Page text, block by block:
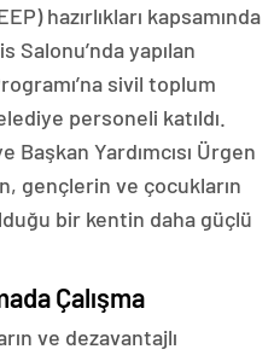
hazırlıkları kapsamında
Salonu’nda yapılan
sivil toplum
personeli katıldı.
Başkan Yardımcısı Ürgen
gençlerin ve çocukların
bir kentin daha güçlü
Çalışma
ve dezavantajlı